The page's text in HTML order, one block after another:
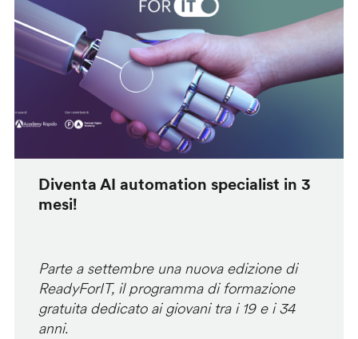
Diventa AI automation specialist in 3
mesi!
Parte a settembre una nuova edizione di
ReadyForIT, il programma di formazione
gratuita dedicato ai giovani tra i 19 e i 34
anni.